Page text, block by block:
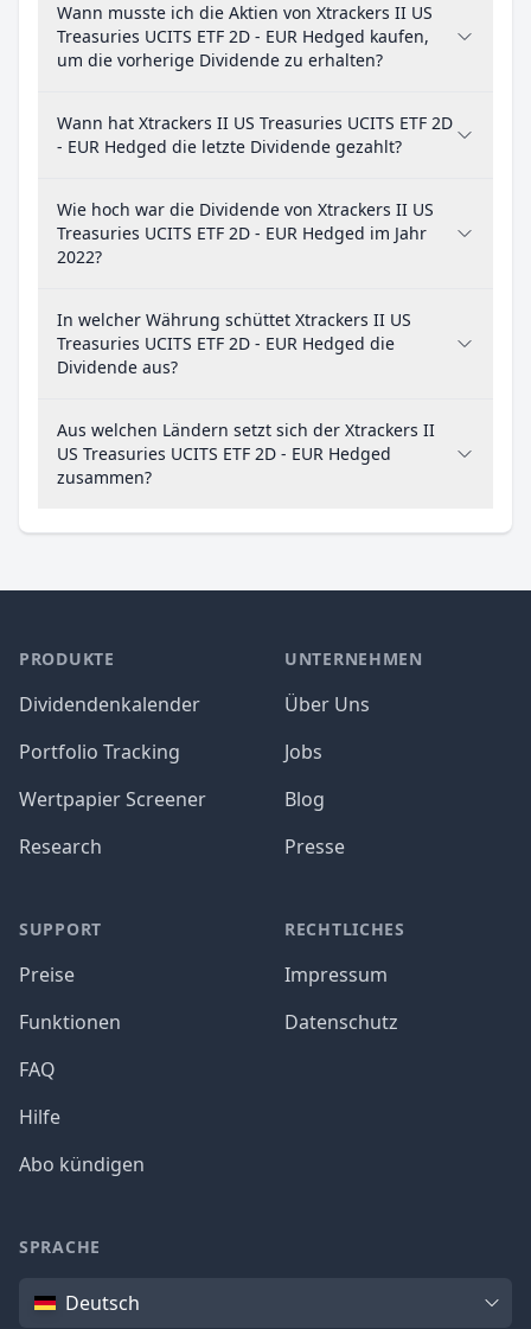
Wann musste ich die Aktien von Xtrackers II US
Treasuries UCITS ETF 2D - EUR Hedged kaufen,
um die vorherige Dividende zu erhalten?
Wann hat Xtrackers II US Treasuries UCITS ETF 2D
- EUR Hedged die letzte Dividende gezahlt?
Wie hoch war die Dividende von Xtrackers II US
Treasuries UCITS ETF 2D - EUR Hedged im Jahr
2022?
In welcher Währung schüttet Xtrackers II US
Treasuries UCITS ETF 2D - EUR Hedged die
Dividende aus?
Aus welchen Ländern setzt sich der Xtrackers II
US Treasuries UCITS ETF 2D - EUR Hedged
zusammen?
PRODUKTE
Dividendenkalender
Portfolio Tracking
Wertpapier Screener
Research
SUPPORT
Preise
Funktionen
FAQ
Hilfe
Abo kündigen
UNTERNEHMEN
Über Uns
Jobs
Blog
Presse
RECHTLICHES
Impressum
Datenschutz
SPRACHE
SpracheDeutsch